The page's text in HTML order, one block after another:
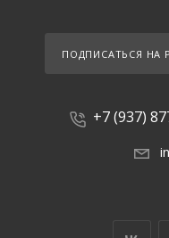
ПОДПИСАТЬСЯ НА
+7 (937)